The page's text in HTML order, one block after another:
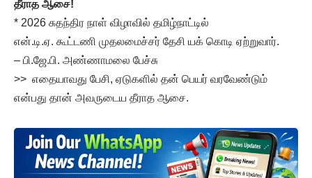
தீராத ஆசை!
* 2026 சுதந்திர நாள் விழாவில் தமிழ்நாட்டில்
என்.டி.ஏ. கூட்டணி முதலமைச்சர் தேசி யக் கொடி ஏற்றுவார்.
– பி.ஜே.பி. அண்ணாமலை பேச்சு
>> எதையாவது பேசி, ஏடுகளில் தன் பெயர் வரவேண்டும்
என்பது தான் அவருடைய தீராத ஆசை.